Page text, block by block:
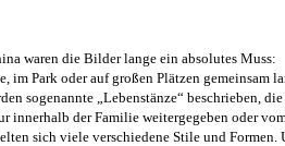
waren die Bilder lange ein absolutes Muss:
im Park oder auf großen Plätzen
sogenannte „Lebenstänze“ beschrieben,
innerhalb der Familie weitergegeben oder
sich viele verschiedene Stile und